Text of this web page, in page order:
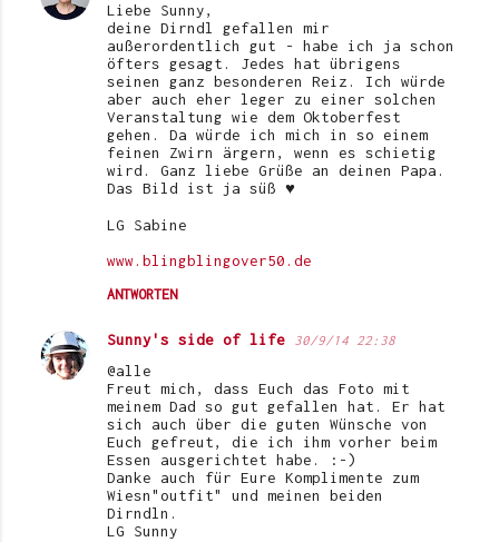
Liebe Sunny,
deine Dirndl gefallen mir
außerordentlich gut - habe ich ja schon
öfters gesagt. Jedes hat übrigens
seinen ganz besonderen Reiz. Ich würde
aber auch eher leger zu einer solchen
Veranstaltung wie dem Oktoberfest
gehen. Da würde ich mich in so einem
feinen Zwirn ärgern, wenn es schietig
wird. Ganz liebe Grüße an deinen Papa.
Das Bild ist ja süß ♥
LG Sabine
www.blingblingover50.de
ANTWORTEN
Sunny's side of life 30/9/14 22:38
@alle
Freut mich, dass Euch das Foto mit
meinem Dad so gut gefallen hat. Er hat
sich auch über die guten Wünsche von
Euch gefreut, die ich ihm vorher beim
Essen ausgerichtet habe. :-)
Danke auch für Eure Komplimente zum
Wiesn"outfit" und meinen beiden
Dirndln.
LG Sunny